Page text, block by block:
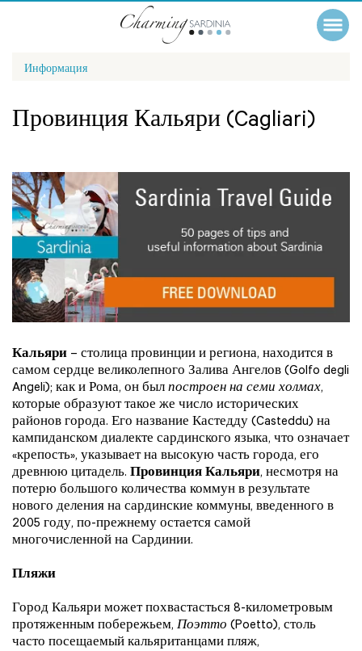
Информация
Провинция Кальяри (Cagliari)
Кальяри – столица провинции и региона, находится в
самом сердце великолепного Залива Ангелов (Golfo degli
Angeli); как и Рома, он был построен на семи холмах,
которые образуют такое же число исторических
районов города. Его название Кастедду (Casteddu) на
кампиданском диалекте сардинского языка, что означает
«крепость», указывает на высокую часть города, его
древнюю цитадель. Провинция Кальяри, несмотря на
потерю большого количества коммун в результате
нового деления на сардинские коммуны, введенного в
2005 году, по-прежнему остается самой
многочисленной на Сардинии.
Пляжи
Город Кальяри может похвастасться 8-километровым
протяженным побережьем, Поэтто (Poetto), столь
часто посещаемый кальяританцами пляж,